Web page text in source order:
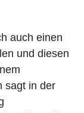
auch einen
und diesen
sagt in der